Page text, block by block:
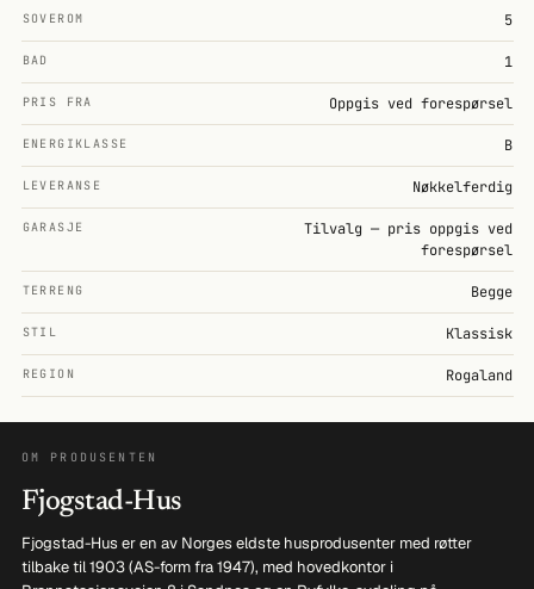
SOVEROM 5
BAD 1
PRIS FRA Oppgis ved forespørsel
ENERGIKLASSE B
LEVERANSE Nøkkelferdig
GARASJE
Tilvalg — pris oppgis ved
forespørsel
TERRENG Begge
STIL Klassisk
REGION Rogaland
OM PRODUSENTEN
Fjogstad-Hus
Fjogstad-Hus er en av Norges eldste husprodusenter med røtter
tilbake til 1903 (AS-form fra 1947), med hovedkontor i